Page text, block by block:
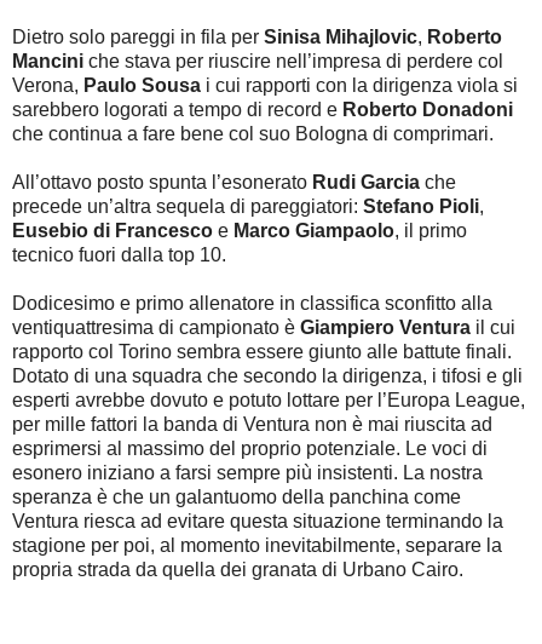
Dietro solo pareggi in fila per Sinisa Mihajlovic, Roberto
Mancini che stava per riuscire nell’impresa di perdere col
Verona, Paulo Sousa i cui rapporti con la dirigenza viola si
sarebbero logorati a tempo di record e Roberto Donadoni
che continua a fare bene col suo Bologna di comprimari.
All’ottavo posto spunta l’esonerato Rudi Garcia che
precede un’altra sequela di pareggiatori: Stefano Pioli,
Eusebio di Francesco e Marco Giampaolo, il primo
tecnico fuori dalla top 10.
Dodicesimo e primo allenatore in classifica sconfitto alla
ventiquattresima di campionato è Giampiero Ventura il cui
rapporto col Torino sembra essere giunto alle battute finali.
Dotato di una squadra che secondo la dirigenza, i tifosi e gli
esperti avrebbe dovuto e potuto lottare per l’Europa League,
per mille fattori la banda di Ventura non è mai riuscita ad
esprimersi al massimo del proprio potenziale. Le voci di
esonero iniziano a farsi sempre più insistenti. La nostra
speranza è che un galantuomo della panchina come
Ventura riesca ad evitare questa situazione terminando la
stagione per poi, al momento inevitabilmente, separare la
propria strada da quella dei granata di Urbano Cairo.